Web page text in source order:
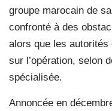
groupe marocain de
confronté à des
alors que les autorités
sur l’opération, selon
spécialisée.
Annoncée en